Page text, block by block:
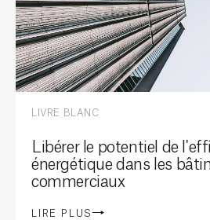
LIVRE BLANC
Libérer le potentiel de
énergétique dans les
commerciaux
LIRE PLUS